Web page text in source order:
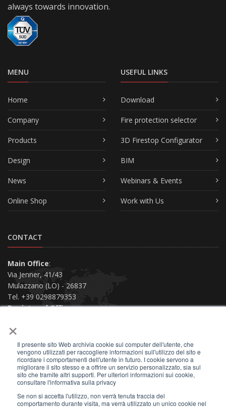
×
Il presente sito Web archivia cookie sul computer dell'utente, che
vengono utilizzati per raccogliere informazioni sull'utilizzo del sito e
ricordare i comportamenti dell'utente in futuro. I cookie servono a
migliorare il sito stesso e a offrire un servizio personalizzato, sia sul
sito che tramite altri supporti. Per ulteriori informazioni sui cookie,
consultare l'informativa sulla privacy
Se non si accetta l'utilizzo, non verrà tenuta traccia del
comportamento durante visita, ma verrà utilizzato un unico cookie nel
always towards innovation.
MENU
Home
Company
Products
Design
News
Online Shop
USEFUL LINKS
Download
Fire protection selector
3D Firestop Configurator
BIM
Webinars & Events
Work with Us
CONTACT
Main Office:
Via Jenner, 41/43
Mulazzano (LO) - 26837
Tel. +39 0298879353
Registered Office:
Piacenza (PC) - 29121
Contact us
2026 © All Rights Reserved.